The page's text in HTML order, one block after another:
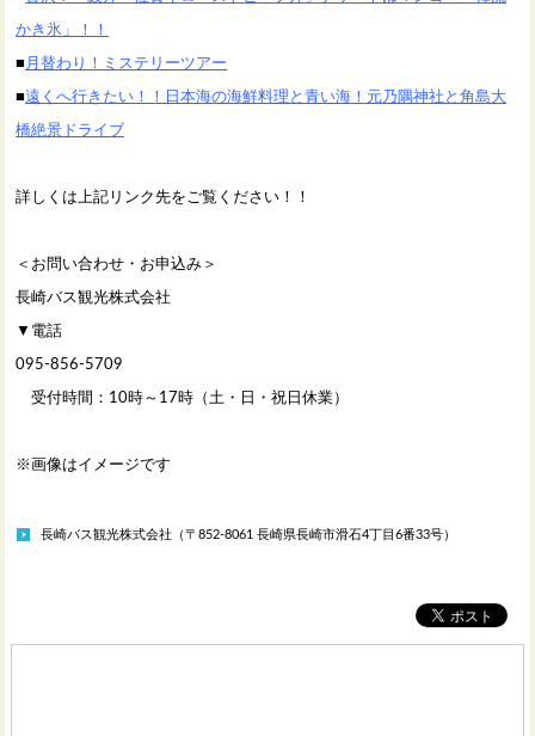
かき氷」！！
■ 月替わり！ミステリーツアー
■遠くへ行きたい！！日本海の海鮮料理と青い海！元乃隅神社と角島大
橋絶景ドライブ
詳しくは上記リンク先をご覧ください！！
＜お問い合わせ・お申込み＞
長崎バス観光株式会社
▼電話
095-856-5709
受付時間：10時～17時（土・日・祝日休業）
※画像はイメージです
長崎バス観光株式会社（〒852-8061 長崎県長崎市滑石4丁目6番33号）